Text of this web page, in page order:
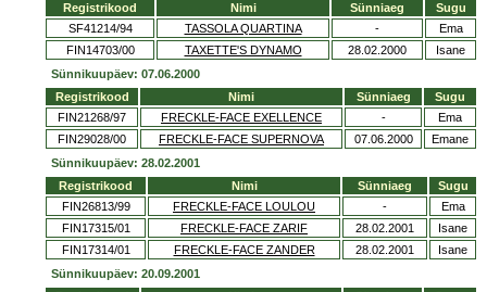
Registrikood
Nimi Sünniaeg
Sugu
SF41214/94
TASSOLA QUARTINA -
Ema
FIN14703/00
TAXETTE'S DYNAMO 28.02.2000
Isane
Sünnikuupäev: 07.06.2000
Registrikood
Nimi Sünniaeg
Sugu
FIN21268/97
FRECKLE-FACE EXELLENCE -
Ema
FIN29028/00
FRECKLE-FACE SUPERNOVA 07.06.2000
Emane
Sünnikuupäev: 28.02.2001
Registrikood
Nimi Sünniaeg
Sugu
FIN26813/99
FRECKLE-FACE LOULOU -
Ema
FIN17315/01
FRECKLE-FACE ZARIF 28.02.2001
Isane
FIN17314/01
FRECKLE-FACE ZANDER 28.02.2001
Isane
Sünnikuupäev: 20.09.2001